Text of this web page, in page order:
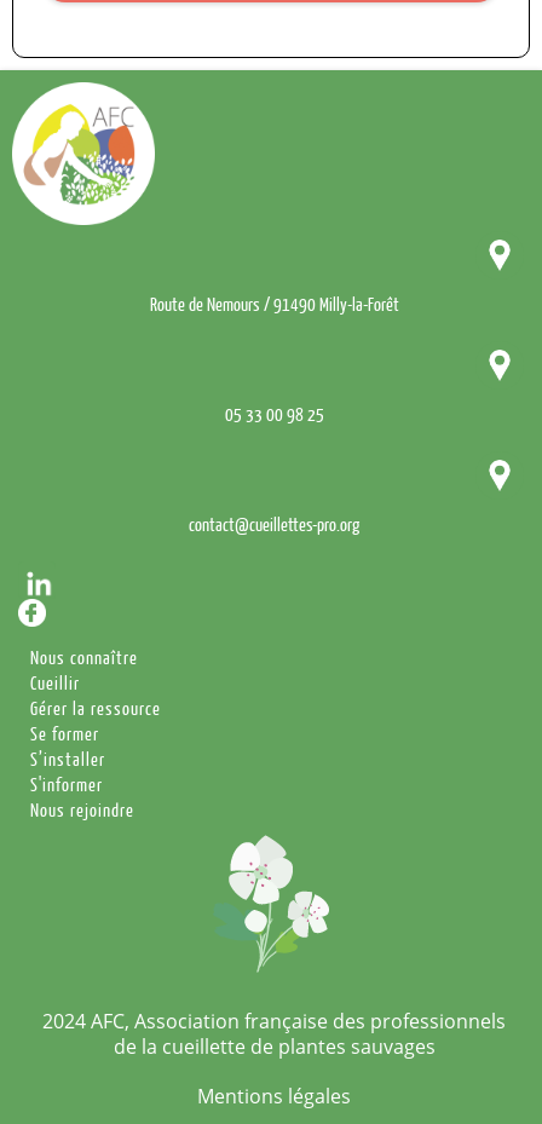
Route de Nemours / 91490 Milly-la-Forêt
05 33 00 98 25
contact@cueillettes-pro.org
Nous connaître
Cueillir
Gérer la ressource
Se former
S’installer
S'informer
Nous rejoindre
2024 AFC, Association française des professionnels
de la cueillette de plantes sauvages
Mentions légales